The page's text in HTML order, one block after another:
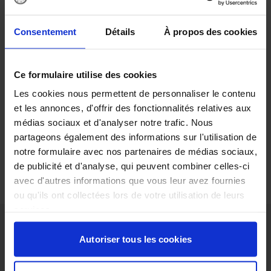
Consentement Détails À propos des cookies
Ce formulaire utilise des cookies
Les cookies nous permettent de personnaliser le contenu
et les annonces, d'offrir des fonctionnalités relatives aux
médias sociaux et d'analyser notre trafic. Nous
partageons également des informations sur l'utilisation de
notre formulaire avec nos partenaires de médias sociaux,
de publicité et d'analyse, qui peuvent combiner celles-ci
avec d'autres informations que vous leur avez fournies
ou qu'ils ont collectées lors de votre utilisation de leurs
Autoriser tous les cookies
ENVIRONNEMENTALES BTOB
entreprises, technologies et services qui
accélèrent la transition environnementale.
DÉCOUVREZ